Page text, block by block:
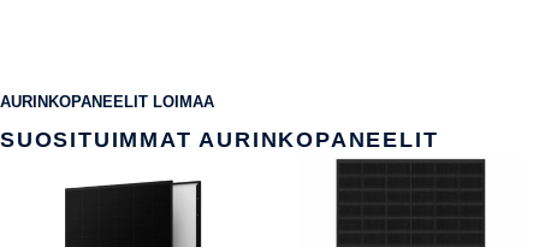
AURINKOPANEELIT LOIMAA
SUOSITUIMMAT AURINKOPANEELIT